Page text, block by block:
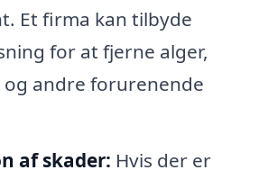
Et firma kan tilbyde
for at fjerne alger,
og andre forurenende
af skader: Hvis der er